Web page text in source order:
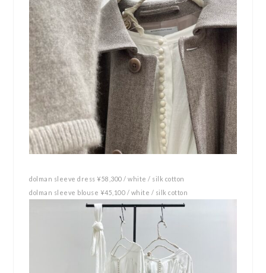
dolman sleeve dress ¥58,300 / white / silk cotton
dolman sleeve blouse ¥45,100 / white / silk cotton